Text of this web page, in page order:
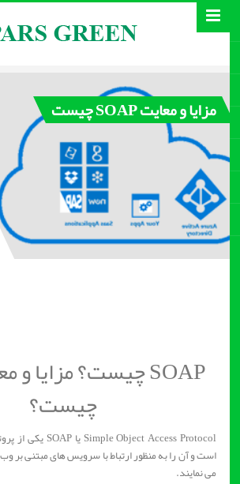
مزایا و معایت SOAP چیست
چیست؟
است و آن را به منظور ارتباط با سرویس های مبتنی بر
می نمایند.